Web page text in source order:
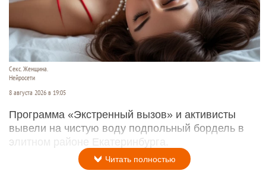
Секс. Женщина.
Нейросети
8 августа 2026 в 19:05
Программа «Экстренный вызов» и активисты
вывели на чистую воду подпольный бордель в
элитном районе Екатеринбурга.
Читать полностью